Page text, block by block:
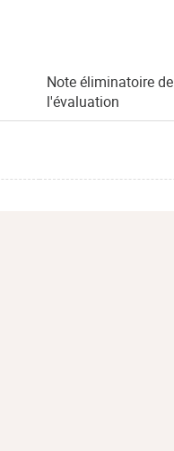
Note éliminatoire de
l'évaluation